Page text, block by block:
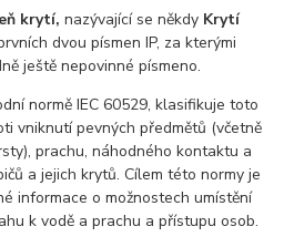
krytí,nazývající se někdy Krytí
dvou písmen IP, za kterými
ještě nepovinné písmeno.
normě IEC 60529, klasifikuje toto
vniknutí pevných předmětů (včetně
prachu, náhodného kontaktu a
a jejich krytů. Cílem této normy je
informace o možnostech umístění
k vodě a prachu a přístupu osob.